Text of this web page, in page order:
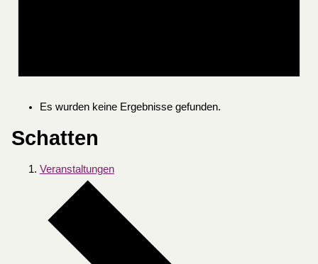
Es wurden keine Ergebnisse gefunden.
Schatten
Veranstaltungen